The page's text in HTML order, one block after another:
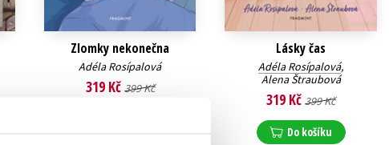
Zlomky nekonečna
Adéla Rosípalová
319 Kč 399 Kč
Lásky čas
Adéla Rosípalová,
Alena Štraubová
319 Kč399 Kč
Do košíku